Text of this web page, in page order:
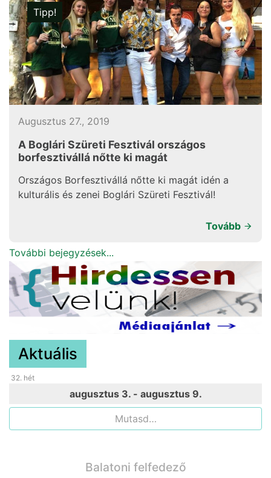
Tipp!
Augusztus 27., 2019
A Boglári Szüreti Fesztivál országos
borfesztivállá nőtte ki magát
Országos Borfesztivállá nőtte ki magát idén a
kulturális és zenei Boglári Szüreti Fesztivál!
Tovább
További bejegyzések...
Aktuális
32. hét
augusztus 3. - augusztus 9.
Mutasd…
Balatoni felfedező